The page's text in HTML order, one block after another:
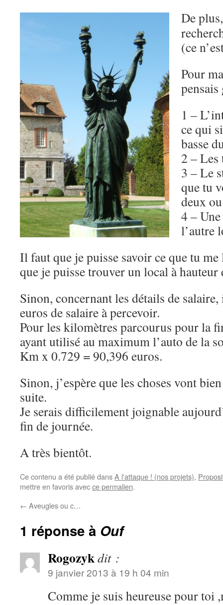
De
(ce
Pour
1 –
ce qui
basse
2 – Les
3 – Le
que tu
deux
4 –
l’autre
Il faut que je puisse savoir ce que tu
que je puisse trouver un local à
Sinon, concernant les détails de
euros de salaire à percevoir.
Pour les kilomètres parcourus pour la
ayant utilisé au maximum l’auto de la
Km x 0.729 = 90,396 euros.
Sinon, j’espère que les choses vont
suite.
Je serais difficilement joignable
fin de journée.
A très bientôt.
Ce contenu a été publié dansA l'attaque ! (nos projets),
mettre en favoris avecce permalien.
← Aveugles ou c…
1 réponse à Ouf
Rogozykdit :
9 janvier 2013 à 19 h 04 min
Comme je suis heureuse pour